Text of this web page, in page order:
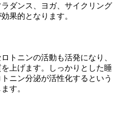
ダンス、ヨガ、サイクリング
果的となります。
トニンの活動も活発になり、
上げます。しっかりとした睡
ニン分泌が活性化するという
す。